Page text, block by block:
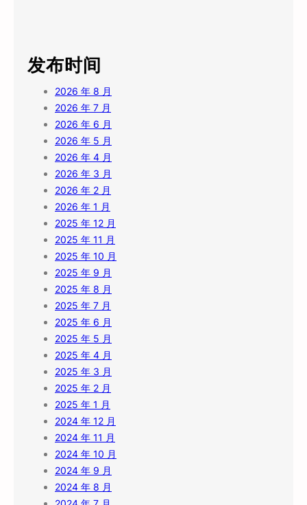
发布时间
2026 年 8 月
2026 年 7 月
2026 年 6 月
2026 年 5 月
2026 年 4 月
2026 年 3 月
2026 年 2 月
2026 年 1 月
2025 年 12 月
2025 年 11 月
2025 年 10 月
2025 年 9 月
2025 年 8 月
2025 年 7 月
2025 年 6 月
2025 年 5 月
2025 年 4 月
2025 年 3 月
2025 年 2 月
2025 年 1 月
2024 年 12 月
2024 年 11 月
2024 年 10 月
2024 年 9 月
2024 年 8 月